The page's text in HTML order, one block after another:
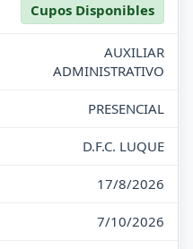
Cupos Disponibles
AUXILIAR
ADMINISTRATIVO
PRESENCIAL
D.F.C. LUQUE
17/8/2026
7/10/2026